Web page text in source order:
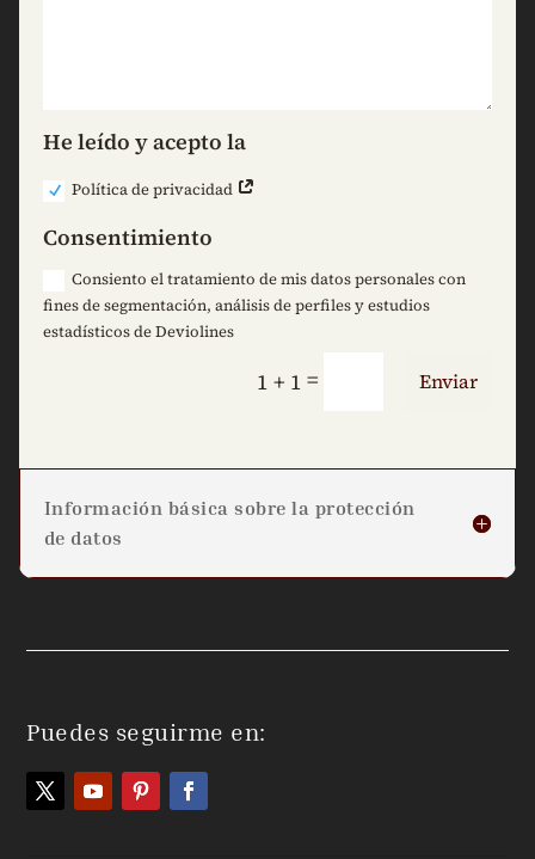
He leído y acepto la
Política de privacidad
Consentimiento
Consiento el tratamiento de mis datos personales con
fines de segmentación, análisis de perfiles y estudios
estadísticos de Deviolines
1 + 1 = Enviar
Información básica sobre la protección
de datos
Puedes seguirme en: